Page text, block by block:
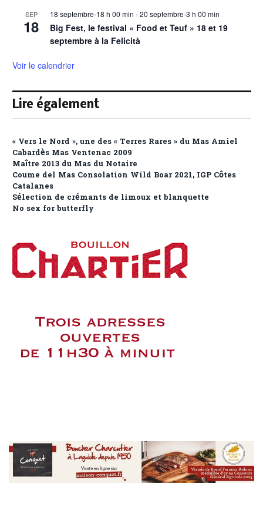
SEP
18
18 septembre-18 h 00 min -20 septembre-3 h 00 min
Big Fest, le festival « Food et Teuf » 18 et 19
septembre à la Felicità
Voir le calendrier
Lire également
« Vers le Nord », une des « Terres Rares » du Mas Amiel
Cabardès Mas Ventenac 2009
Maître 2013 du Mas du Notaire
Coume del Mas Consolation Wild Boar 2021, IGP Côtes
Catalanes
Sélection de crémants de limoux et blanquette
No sex for butterfly